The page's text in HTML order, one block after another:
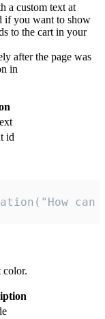
a custom text at
if you want to show
to the cart in your
after the page was
in
id
color.